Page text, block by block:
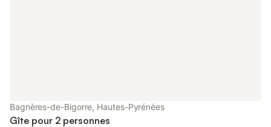
Bagnères-de-Bigorre, Hautes-Pyrénées
Gîte pour 2 personnes